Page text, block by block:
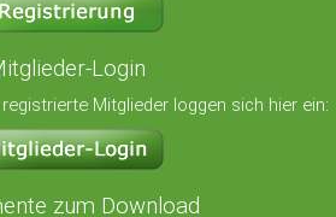
Login
Mitglieder loggen sich hier ein:
zum Download